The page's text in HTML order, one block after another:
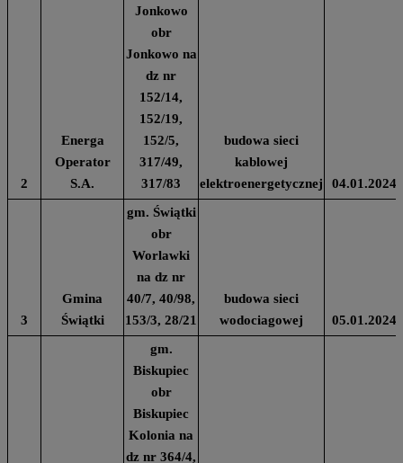
2
Energa
Operator
S.A.
Jonkowo
obr
Jonkowo na
dz nr
152/14,
152/19,
152/5,
317/49,
317/83
budowa sieci
kablowej
elektroenergetycznej
04.01.2024
3
Gmina
Świątki
gm. Świątki
obr
Worlawki
na dz nr
40/7, 40/98,
153/3, 28/21
budowa sieci
wodociagowej
05.01.2024
gm.
Biskupiec
obr
Biskupiec
Kolonia na
dz nr 364/4,